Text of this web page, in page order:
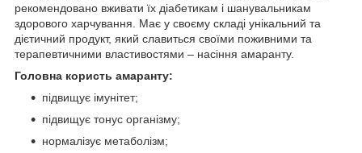
рекомендовано вживати їх діабетикам і шанувальникам
здорового харчування. Має у своєму складі унікальний та
дієтичний продукт, який славиться своїми поживними та
терапевтичними властивостями – насіння амаранту.
Головна користь амаранту:
підвищує імунітет;
підвищує тонус організму;
нормалізує метаболізм;